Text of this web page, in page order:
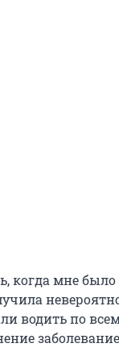
когда мне
водить по